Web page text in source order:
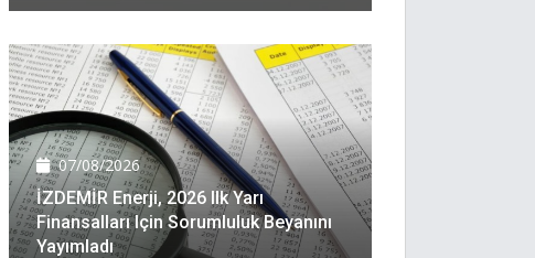
07/08/2026
İZDEMİR Enerji, 2026 Ilk Yarı
Finansalları Için Sorumluluk Beyanını
Yayımladı